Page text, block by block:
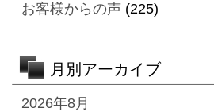
お客様からの声(225)
月別アーカイブ
2026年8月